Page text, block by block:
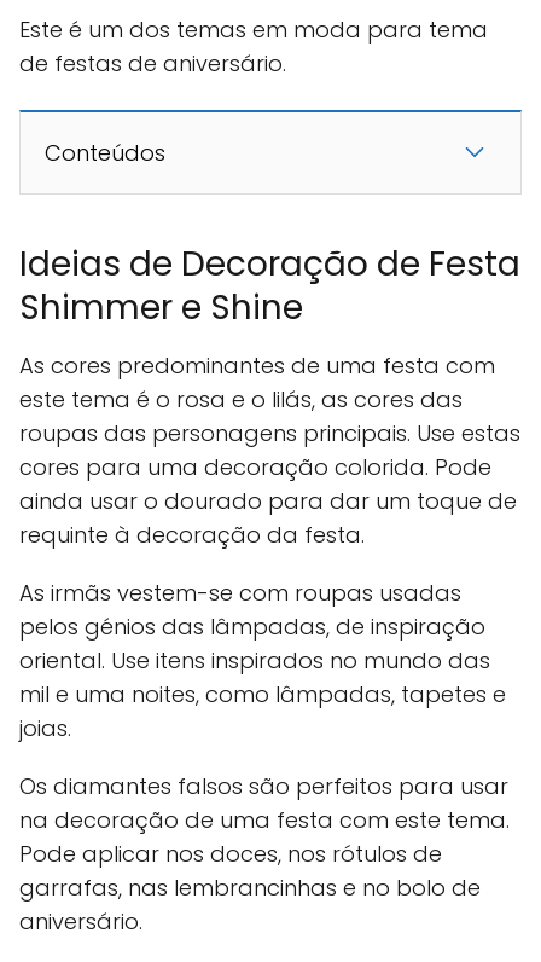
Este é um dos temas em moda para tema
de festas de aniversário.
Conteúdos
Ideias de Decoração de Festa
Shimmer e Shine
As cores predominantes de uma festa com
este tema é o rosa e o lilás, as cores das
roupas das personagens principais. Use estas
cores para uma decoração colorida. Pode
ainda usar o dourado para dar um toque de
requinte à decoração da festa.
As irmãs vestem-se com roupas usadas
pelos génios das lâmpadas, de inspiração
oriental. Use itens inspirados no mundo das
mil e uma noites, como lâmpadas, tapetes e
joias.
Os diamantes falsos são perfeitos para usar
na decoração de uma festa com este tema.
Pode aplicar nos doces, nos rótulos de
garrafas, nas lembrancinhas e no bolo de
aniversário.